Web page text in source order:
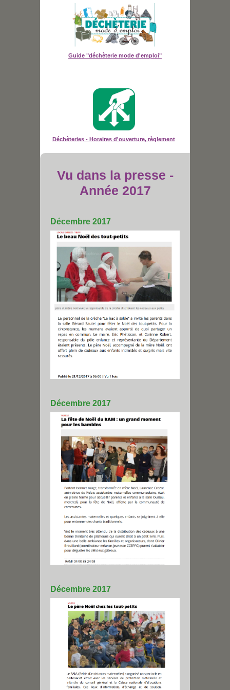
Guide "déchèterie mode d'emploi"
Déchèteries - Horaires d'ouverture, règlement
Vu dans la presse -
Année 2017
Décembre 2017
Décembre 2017
Décembre 2017